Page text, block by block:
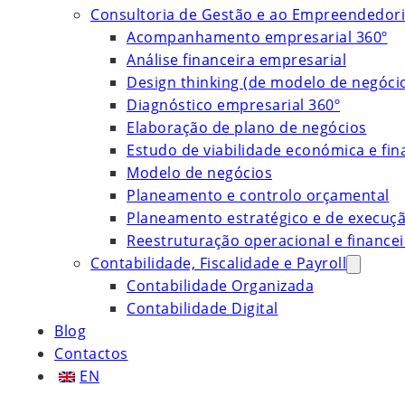
Consultoria de Gestão e ao
Acompanhamento empresarial 360º
Análise financeira empresarial
Design thinking (de modelo de
Diagnóstico empresarial 360º
Elaboração de plano de negócios
Estudo de viabilidade económica e
Modelo de negócios
Planeamento e controlo orçamental
Planeamento estratégico e de
Reestruturação operacional e
Contabilidade, Fiscalidade e Payroll
Contabilidade Organizada
Contabilidade Digital
Blog
Contactos
EN